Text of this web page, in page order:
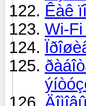
Êàê
Wi-